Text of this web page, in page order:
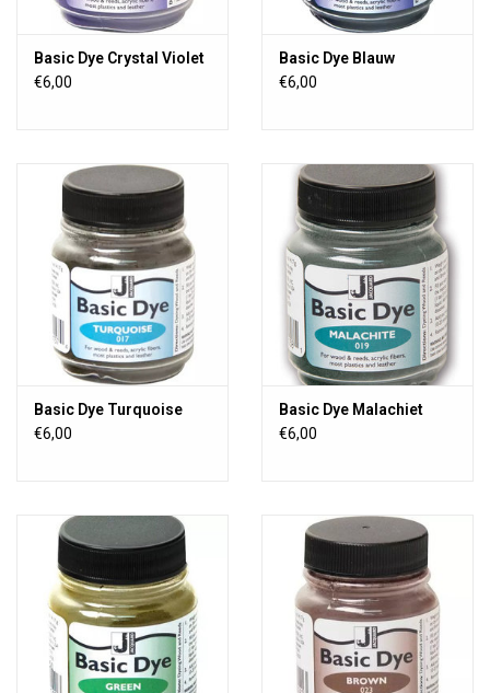
Basic Dye Crystal Violet
€6,00
Basic Dye Blauw
€6,00
Basic Dye Turquoise
€6,00
Basic Dye Malachiet
€6,00